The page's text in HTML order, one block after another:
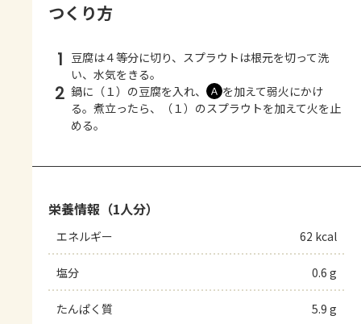
つくり方
1 豆腐は４等分に切り、スプラウトは根元を切って洗
い、水気をきる。
2 鍋に（１）の豆腐を入れ、 Ａ を加えて弱火にかけ
る。煮立ったら、（１）のスプラウトを加えて火を止
める。
栄養情報（1人分）
エネルギー 62 kcal
塩分 0.6 g
たんぱく質 5.9 g